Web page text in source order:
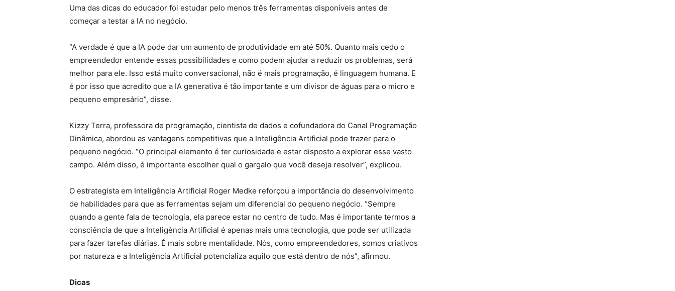
Uma das dicas do educador foi estudar pelo menos três ferramentas disponíveis antes de
começar a testar a IA no negócio.
“A verdade é que a IA pode dar um aumento de produtividade em até 50%. Quanto mais cedo o
empreendedor entende essas possibilidades e como podem ajudar a reduzir os problemas, será
melhor para ele. Isso está muito conversacional, não é mais programação, é linguagem humana. E
é por isso que acredito que a IA generativa é tão importante e um divisor de águas para o micro e
pequeno empresário”, disse.
Kizzy Terra, professora de programação, cientista de dados e cofundadora do Canal Programação
Dinâmica, abordou as vantagens competitivas que a Inteligência Artificial pode trazer para o
pequeno negócio. “O principal elemento é ter curiosidade e estar disposto a explorar esse vasto
campo. Além disso, é importante escolher qual o gargalo que você deseja resolver”, explicou.
O estrategista em Inteligência Artificial Roger Medke reforçou a importância do desenvolvimento
de habilidades para que as ferramentas sejam um diferencial do pequeno negócio. “Sempre
quando a gente fala de tecnologia, ela parece estar no centro de tudo. Mas é importante termos a
consciência de que a Inteligência Artificial é apenas mais uma tecnologia, que pode ser utilizada
para fazer tarefas diárias. É mais sobre mentalidade. Nós, como empreendedores, somos criativos
por natureza e a Inteligência Artificial potencializa aquilo que está dentro de nós”, afirmou.
Dicas